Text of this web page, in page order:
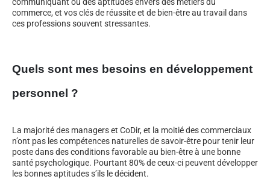
commerce, et vos clés de réussite et de bien-être au travail dans
ces professions souvent stressantes.
Quels sont mes besoins en développement
personnel ?
La majorité des managers et CoDir, et la moitié des commerciaux
n’ont pas les compétences naturelles de savoir-être pour tenir leur
poste dans des conditions favorable au bien-être à une bonne
santé psychologique. Pourtant 80% de ceux-ci peuvent développer
les bonnes aptitudes s’ils le décident.